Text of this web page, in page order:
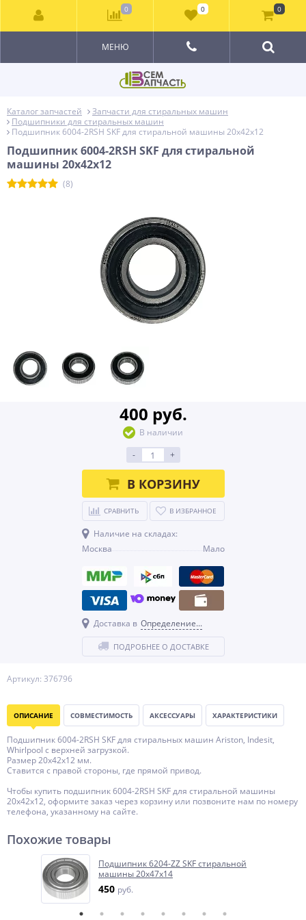
МЕНЮ
Каталог запчастей
Запчасти для стиральных машин
Подшипники для стиральных машин
Подшипник 6004-2RSH SKF для стиральной машины 20x42x12
Подшипник 6004-2RSH SKF для стиральной
машины 20x42x12
(8)
Артикул: 376796
400 руб.
В наличии
-
+
В КОРЗИНУ
СРАВНИТЬ В ИЗБРАННОЕ
Наличие на складах:
Москва
Мало
Доставка в Определение...
ПОДРОБНЕЕ О ДОСТАВКЕ
ОПИСАНИЕ СОВМЕСТИМОСТЬ АКСЕССУАРЫ ХАРАКТЕРИСТИКИ
Подшипник 6004-2RSH SKF для стиральных машин Ariston, Indesit,
Whirlpool с верхней загрузкой.
Размер 20x42x12 мм.
Ставится с правой стороны, где прямой привод.
Чтобы купить подшипник 6004-2RSH SKF для стиральной машины
20x42x12, оформите заказ через корзину или позвоните нам по номеру
телефона, указанному на сайте.
Похожие товары
Подшипник 6204-ZZ SKF стиральной
машины 20x47x14
450 руб.
0 0 0